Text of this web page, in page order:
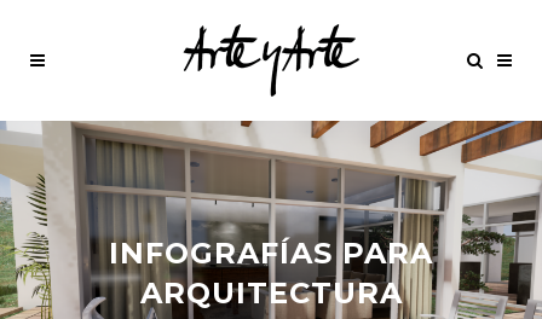
INFOGRAFÍAS PARA
ARQUITECTURA